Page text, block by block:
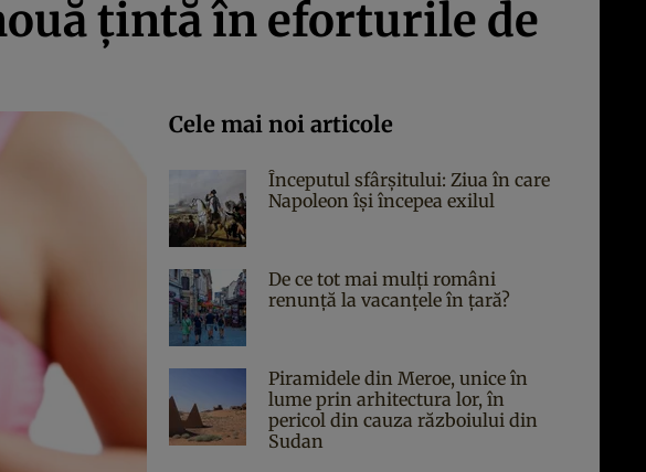
ţintă în eforturile de
Cele mai noi articole
Începutul sfârşitului: Ziua în care
Napoleon îşi începea exilul
De ce tot mai mulți români
renunță la vacanțele în țară?
Piramidele din Meroe, unice în
lume prin arhitectura lor, în
pericol din cauza războiului din
Sudan